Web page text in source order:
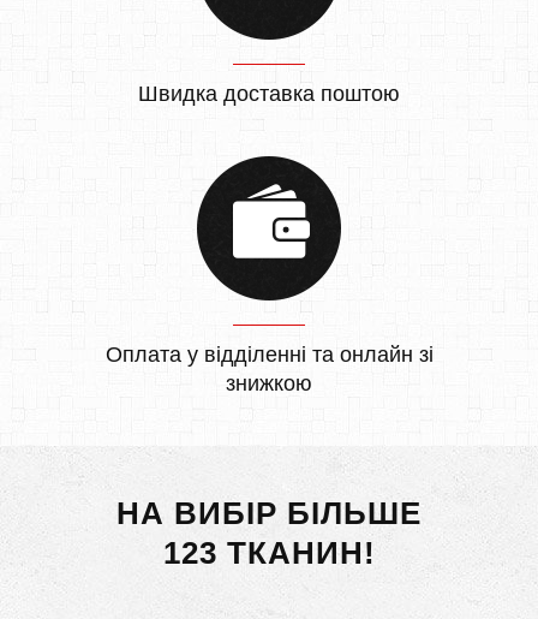
Швидка доставка поштою
Оплата у відділенні та онлайн зі
знижкою
НА ВИБІР БІЛЬШЕ
123 ТКАНИН!